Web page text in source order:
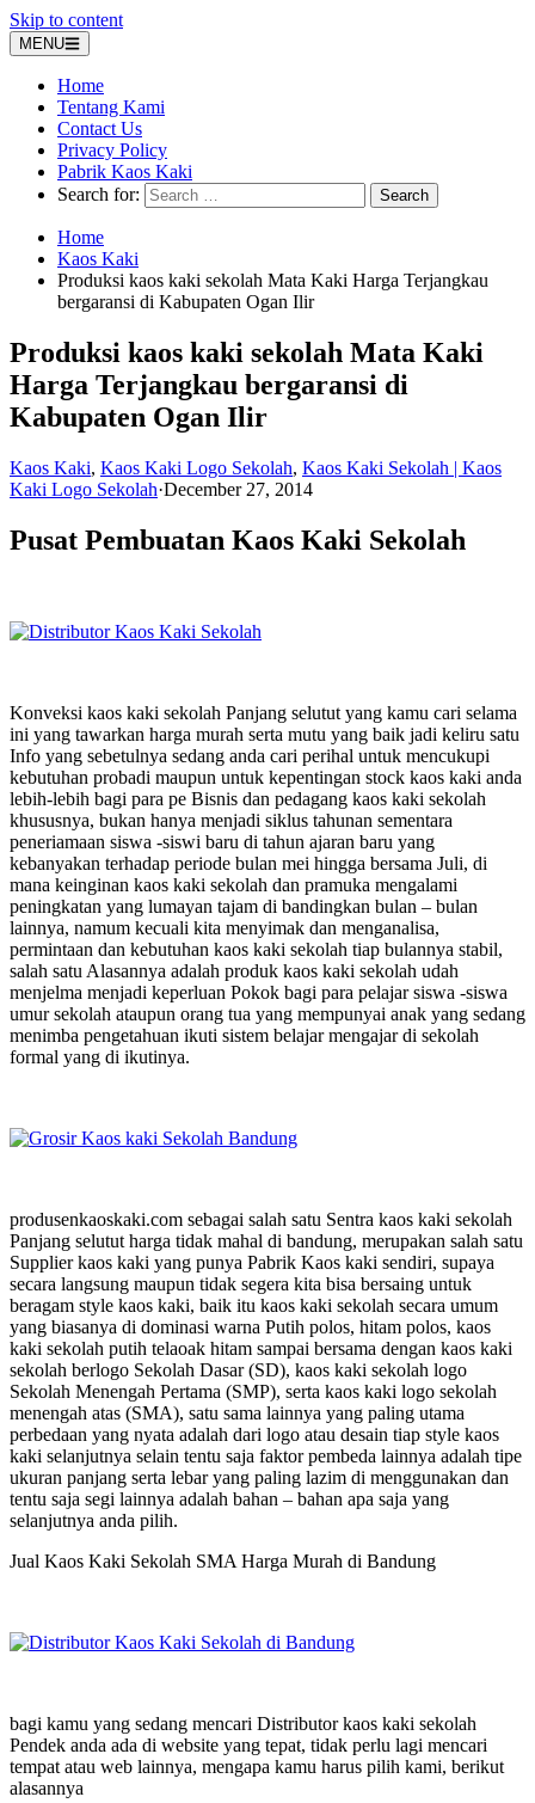
Skip to content
MENU
Home
Tentang Kami
Contact Us
Privacy Policy
Pabrik Kaos Kaki
Search for:
Home
Kaos Kaki
Produksi kaos kaki sekolah Mata Kaki Harga Terjangkau
bergaransi di Kabupaten Ogan Ilir
Produksi kaos kaki sekolah Mata Kaki
Harga Terjangkau bergaransi di
Kabupaten Ogan Ilir
Kaos Kaki, Kaos Kaki Logo Sekolah, Kaos Kaki Sekolah | Kaos
Kaki Logo Sekolah·December 27, 2014
Pusat Pembuatan Kaos Kaki Sekolah
Konveksi kaos kaki sekolah Panjang selutut yang kamu cari selama
ini yang tawarkan harga murah serta mutu yang baik jadi keliru satu
Info yang sebetulnya sedang anda cari perihal untuk mencukupi
kebutuhan probadi maupun untuk kepentingan stock kaos kaki anda
lebih-lebih bagi para pe Bisnis dan pedagang kaos kaki sekolah
khususnya, bukan hanya menjadi siklus tahunan sementara
peneriamaan siswa -siswi baru di tahun ajaran baru yang
kebanyakan terhadap periode bulan mei hingga bersama Juli, di
mana keinginan kaos kaki sekolah dan pramuka mengalami
peningkatan yang lumayan tajam di bandingkan bulan – bulan
lainnya, namum kecuali kita menyimak dan menganalisa,
permintaan dan kebutuhan kaos kaki sekolah tiap bulannya stabil,
salah satu Alasannya adalah produk kaos kaki sekolah udah
menjelma menjadi keperluan Pokok bagi para pelajar siswa -siswa
umur sekolah ataupun orang tua yang mempunyai anak yang sedang
menimba pengetahuan ikuti sistem belajar mengajar di sekolah
formal yang di ikutinya.
produsenkaoskaki.com sebagai salah satu Sentra kaos kaki sekolah
Panjang selutut harga tidak mahal di bandung, merupakan salah satu
Supplier kaos kaki yang punya Pabrik Kaos kaki sendiri, supaya
secara langsung maupun tidak segera kita bisa bersaing untuk
beragam style kaos kaki, baik itu kaos kaki sekolah secara umum
yang biasanya di dominasi warna Putih polos, hitam polos, kaos
kaki sekolah putih telaoak hitam sampai bersama dengan kaos kaki
sekolah berlogo Sekolah Dasar (SD), kaos kaki sekolah logo
Sekolah Menengah Pertama (SMP), serta kaos kaki logo sekolah
menengah atas (SMA), satu sama lainnya yang paling utama
perbedaan yang nyata adalah dari logo atau desain tiap style kaos
kaki selanjutnya selain tentu saja faktor pembeda lainnya adalah tipe
ukuran panjang serta lebar yang paling lazim di menggunakan dan
tentu saja segi lainnya adalah bahan – bahan apa saja yang
selanjutnya anda pilih.
Jual Kaos Kaki Sekolah SMA Harga Murah di Bandung
bagi kamu yang sedang mencari Distributor kaos kaki sekolah
Pendek anda ada di website yang tepat, tidak perlu lagi mencari
tempat atau web lainnya, mengapa kamu harus pilih kami, berikut
alasannya